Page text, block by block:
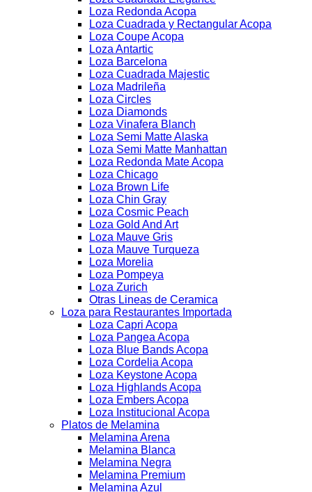
Loza Redonda Acopa
Loza Cuadrada y Rectangular Acopa
Loza Coupe Acopa
Loza Antartic
Loza Barcelona
Loza Cuadrada Majestic
Loza Madrileña
Loza Circles
Loza Diamonds
Loza Vinafera Blanch
Loza Semi Matte Alaska
Loza Semi Matte Manhattan
Loza Redonda Mate Acopa
Loza Chicago
Loza Brown Life
Loza Chin Gray
Loza Cosmic Peach
Loza Gold And Art
Loza Mauve Gris
Loza Mauve Turqueza
Loza Morelia
Loza Pompeya
Loza Zurich
Otras Lineas de Ceramica
Loza para Restaurantes Importada
Loza Capri Acopa
Loza Pangea Acopa
Loza Blue Bands Acopa
Loza Cordelia Acopa
Loza Keystone Acopa
Loza Highlands Acopa
Loza Embers Acopa
Loza Institucional Acopa
Platos de Melamina
Melamina Arena
Melamina Blanca
Melamina Negra
Melamina Premium
Melamina Azul